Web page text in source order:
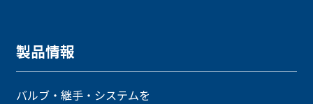
製品情報
バルブ・継手・システムを